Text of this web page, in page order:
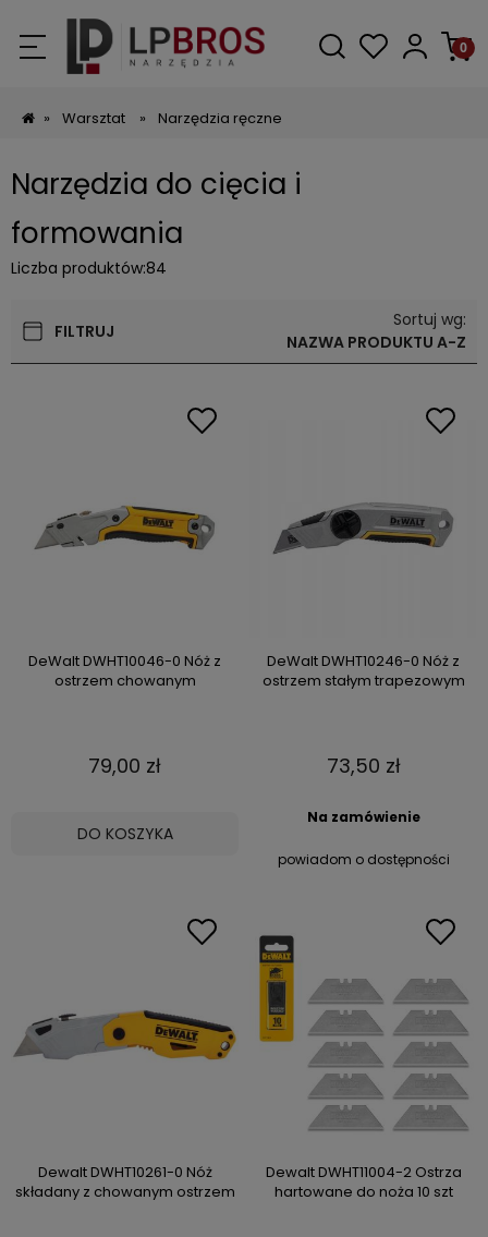
» Warsztat » Narzędzia ręczne
Narzędzia do cięcia i
formowania
Liczba produktów:84
FILTRUJ
Sortuj wg:
NAZWA PRODUKTU A-Z
DeWalt DWHT10046-0 Nóż z
ostrzem chowanym
79,00 zł
DO KOSZYKA
DeWalt DWHT10246-0 Nóż z
ostrzem stałym trapezowym
73,50 zł
Na zamówienie
powiadom o dostępności
Dewalt DWHT10261-0 Nóż
składany z chowanym ostrzem
Dewalt DWHT11004-2 Ostrza
hartowane do noża 10 szt